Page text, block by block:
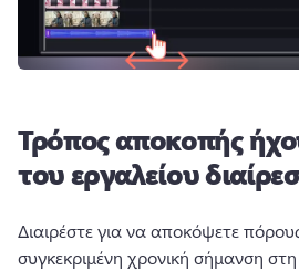
Τρόπος αποκοπής
του εργαλείου
Διαιρέστε για να αποκόψετε
συγκεκριμένη χρονική σήμανση